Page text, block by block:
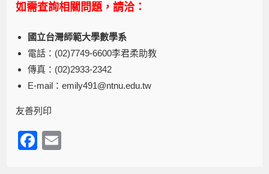
如需查詢相關問題，請洽：
國立台灣師範大學數學系
電話：(02)7749-6600李君柔助教
傳真：(02)2933-2342
E-mail：emily491@ntnu.edu.tw
友善列印
F